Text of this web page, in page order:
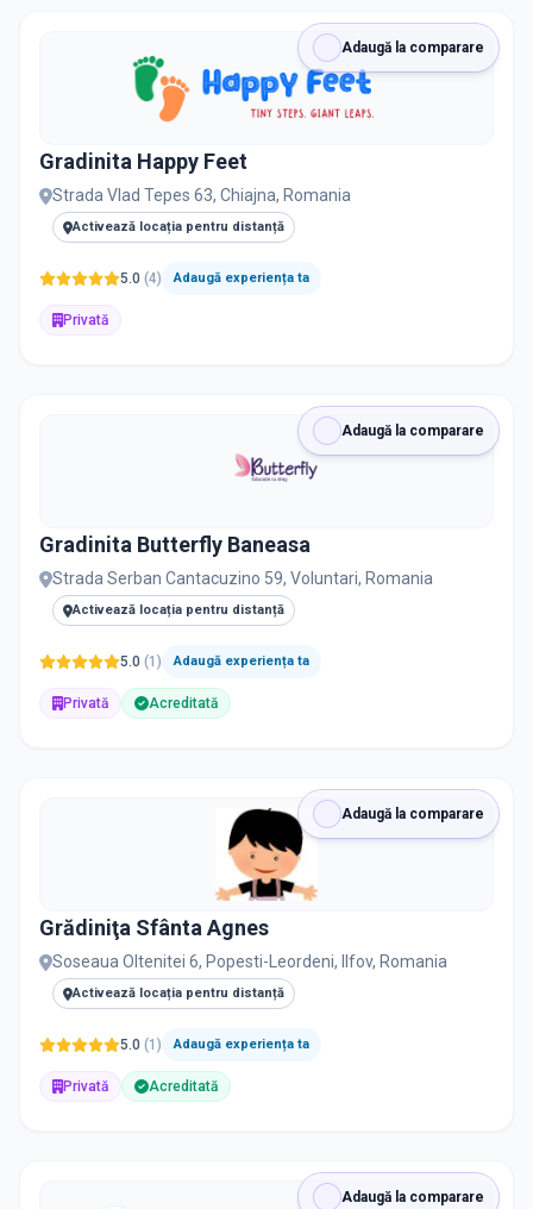
Nu există informații despre job-uri
PRIVAT / DE STAT
Toate Private
Adaugă la comparare
Gradinita Happy Feet
Strada Vlad Tepes 63, Chiajna, Romania
Activează locația pentru distanță
5.0 (4) Adaugă experiența ta
Privată
Adaugă la comparare
Gradinita Butterfly Baneasa
Strada Serban Cantacuzino 59, Voluntari, Romania
Activează locația pentru distanță
5.0 (1 ) Adaugă experiența ta
Privată Acreditată
Adaugă la comparare
Grădiniţa Sfânta Agnes
Soseaua Oltenitei 6, Popesti-Leordeni, Ilfov, Romania
Activează locația pentru distanță
5.0 (1 ) Adaugă experiența ta
Privată Acreditată
Adaugă la comparare